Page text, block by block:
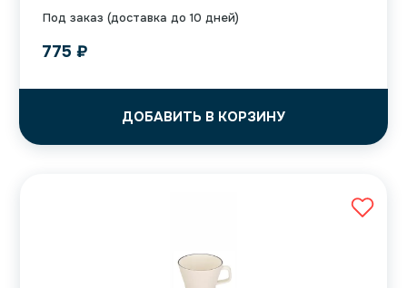
Под заказ (доставка до 10 дней)
775 ₽
ДОБАВИТЬ В КОРЗИНУ